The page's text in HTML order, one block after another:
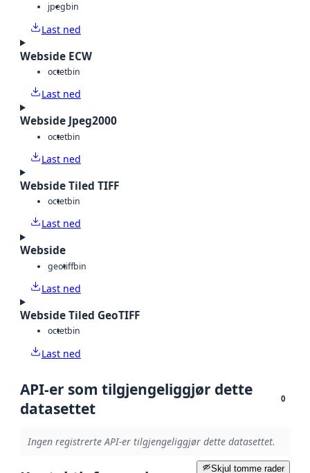
jpegbin
Last ned
Webside ECW
octetbin
Last ned
Webside Jpeg2000
octetbin
Last ned
Webside Tiled TIFF
octetbin
Last ned
Webside
geotiffbin
Last ned
Webside Tiled GeoTIFF
octetbin
Last ned
API-er som tilgjengeliggjør dette
datasettet
0
Ingen registrerte API-er tilgjengeliggjør dette datasettet.
Skjul tomme rader